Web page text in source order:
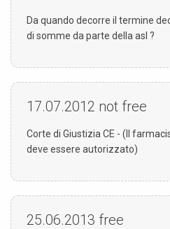
Da quando decorre il termine
di somme da parte della asl ?
17.07.2012 not free
Corte di Giustizia CE - (Il
deve essere autorizzato)
25.06.2013 free